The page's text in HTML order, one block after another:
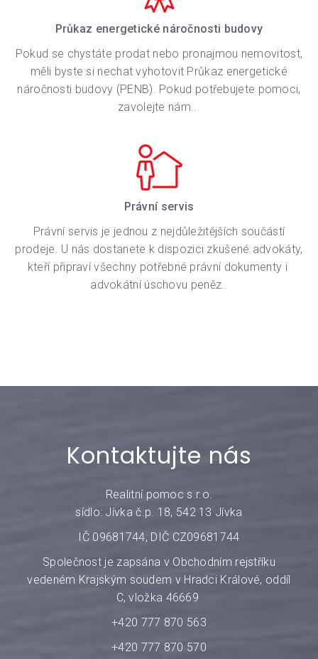
Průkaz energetické náročnosti budovy
Pokud se chystáte prodat nebo pronajmou nemovitost,
měli byste si nechat vyhotovit Průkaz energetické
náročnosti budovy (PENB). Pokud potřebujete pomoci,
zavolejte nám...
Právní servis
Právní servis je jednou z nejdůležitějších součástí
prodeje. U nás dostanete k dispozici zkušené advokáty,
kteří připraví všechny potřebné právní dokumenty i
advokátní úschovu peněz..
Kontaktujte nás
Realitní pomoc s.r.o.
sídlo: Jívka č.p. 18, 542 13 Jívka
IČ 09681744, DIČ CZ09681744
Společnost je zapsána v Obchodním rejstříku
vedeném Krajským soudem v Hradci Králové, oddíl
C, vložka 46669
+420 777 870 563
+420 777 870 570